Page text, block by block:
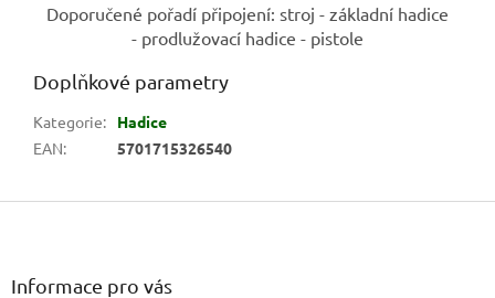
Doporučené pořadí připojení: stroj - základní hadice
- prodlužovací hadice - pistole
Doplňkové parametry
Kategorie:
Hadice
EAN: 5701715326540
Z
Informace pro vás